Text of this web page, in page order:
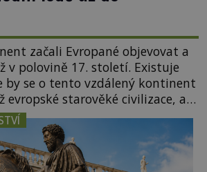
začali Evropané objevovat a
v polovině 17. století. Existuje
by se o tento vzdálený kontinent
starověké civilizace, a
Již od starověku kartografové
záhadný kontinent Terra
Proč? Do jisté míry to byl